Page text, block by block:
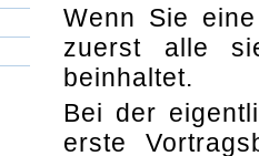
Wenn Sie
zuerst alle
beinhaltet.
Bei der
erste